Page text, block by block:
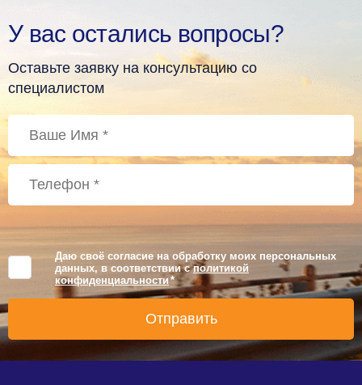
У вас остались вопросы?
Оставьте заявку на консультацию со
специалистом
Даю своё согласие на обработку моих персональных
данных, в соответствии сполитикой
конфиденциальности *